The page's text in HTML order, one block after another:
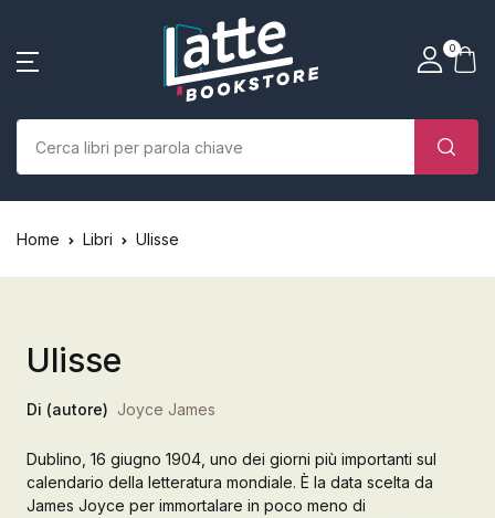
0
SHOP BY CATEGORY
Libri
Case editrici
Bambini
L’Edicola & eventi
Vicino
Account
Nome utente o email *
Ricordati
di me
Ha dimenticato la
password?
Vicino
La tua borsa della spesa
(0)
Home Libri Ulisse
Ulisse
Di (autore) Joyce James
Dublino, 16 giugno 1904, uno dei giorni più importanti sul
calendario della letteratura mondiale. È la data scelta da
James Joyce per immortalare in poco meno di